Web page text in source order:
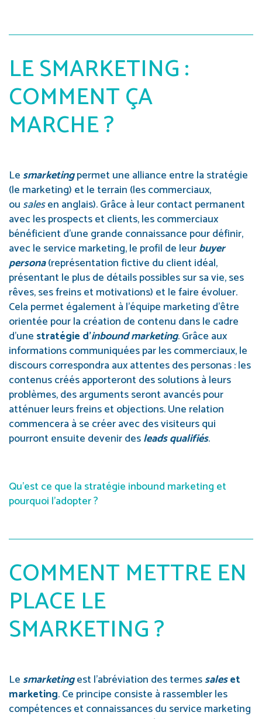
LE SMARKETING :
COMMENT ÇA
MARCHE ?
Lesmarketingpermet une alliance entre la stratégie
(le marketing) et le terrain (les commerciaux,
ou salesen anglais). Grâce à leur contact permanent
avec les prospects et clients, les commerciaux
bénéficient d’une grande connaissance pour définir,
avec le service marketing, le profil de leurbuyer
persona(représentation fictive du client idéal,
présentant le plus de détails possibles sur sa vie, ses
rêves, ses freins et motivations) et le faire évoluer.
Cela permet également à l’équipe marketing d’être
orientée pour la création de contenu dans le cadre
d’une stratégie d’inbound marketing. Grâce aux
informations communiquées par les commerciaux, le
discours correspondra aux attentes des personas : les
contenus créés apporteront des solutions à leurs
problèmes, des arguments seront avancés pour
atténuer leurs freins et objections. Une relation
commencera à se créer avec des visiteurs qui
pourront ensuite devenir desleads qualifiés.
Qu’est ce que la stratégie inbound marketing et
pourquoi l’adopter ?
COMMENT METTRE EN
PLACE LE
SMARKETING ?
Lesmarketingest l’abréviation des termessaleset
marketing. Ce principe consiste à rassembler les
compétences et connaissances du service marketing